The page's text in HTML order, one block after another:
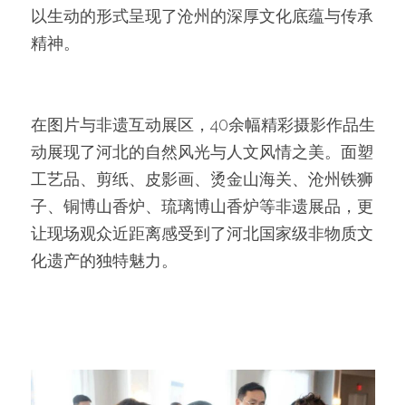
以生动的形式呈现了沧州的深厚文化底蕴与传承
精神。
在图片与非遗互动展区，40余幅精彩摄影作品生
动展现了河北的自然风光与人文风情之美。面塑
工艺品、剪纸、皮影画、烫金山海关、沧州铁狮
子、铜博山香炉、琉璃博山香炉等非遗展品，更
让现场观众近距离感受到了河北国家级非物质文
化遗产的独特魅力。